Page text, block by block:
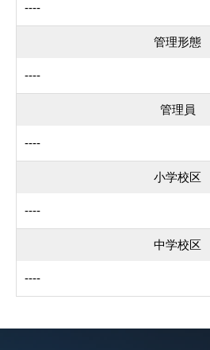
----
管理形態
----
管理員
----
小学校区
----
中学校区
----